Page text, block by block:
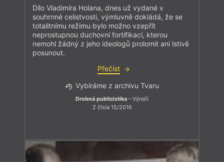
Dílo Vladimíra Holana, dnes už vydané v
souhrnné celistvosti, výmluvně dokládá, že se
totalitnímu režimu bylo možno vzepřít
neprostupnou duchovní fortifikací, kterou
nemohl žádný z jeho ideologů prolomit ani lstivě
posunout.
Přečíst
Vybíráme z archivu Tvaru
Drobná publicistika – Výročí
Z čísla 15/2016